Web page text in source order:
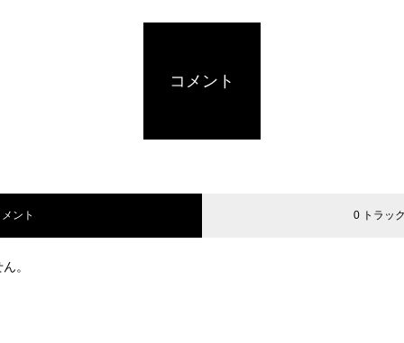
コメント
ント 0 トラッ
。